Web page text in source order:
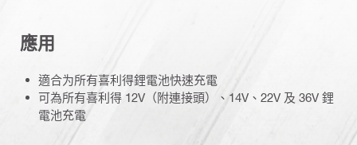
應用
適合为所有喜利得鋰電池快速充電
可為所有喜利得 12V（附連接頭）、14V、22V 及 36V 鋰
電池充電